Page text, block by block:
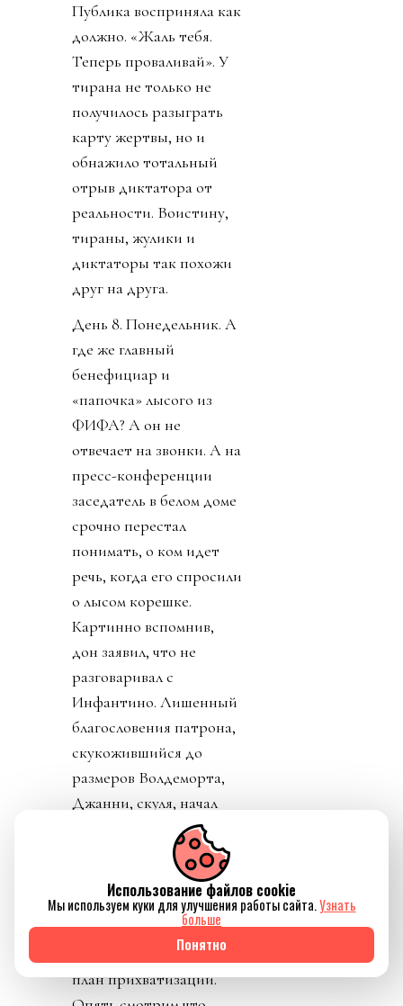
Публика восприняла как
должно. «Жаль тебя.
Теперь проваливай». У
тирана не только не
получилось разыграть
карту жертвы, но и
обнажило тотальный
отрыв диктатора от
реальности. Воистину,
тираны, жулики и
диктаторы так похожи
друг на друга.
День 8. Понедельник. А
где же главный
бенефициар и
«папочка» лысого из
ФИФА? А он не
отвечает на звонки. А на
пресс-конференции
заседатель в белом доме
срочно перестал
понимать, о ком идет
речь, когда его спросили
о лысом корешке.
Картинно вспомнив,
дон заявил, что не
разговаривал с
Инфантино. Лишенный
благословения патрона,
скукожившийся до
размеров Волдеморта,
Джанни, скуля, начал
репостить копирующие
текст друг друга посты
приветствовавших
решение его,
Инфантино, отменить
план прихватизации.
Использование файлов cookie
Мы используем куки для улучшения работы сайта.Узнать
больше
Понятно